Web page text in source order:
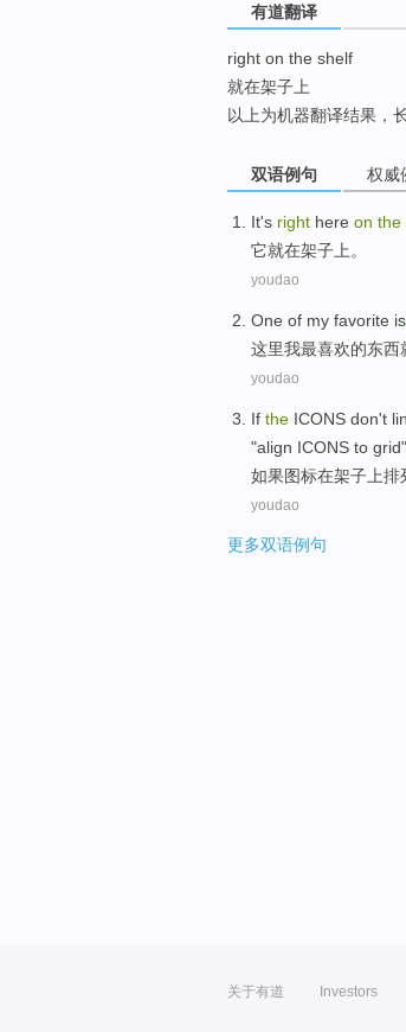
有道翻译
right on the shelf
就在架子上
以上为机器翻译结果，
双语例句 权威
It's right here on the
它就在架子 上。
youdao
One of my favorite is
这里我最喜欢的东西
youdao
If the ICONS don't
"align ICONS to grid"
如果图标在架子上排
youdao
更多双语例句
关于有道 Investors